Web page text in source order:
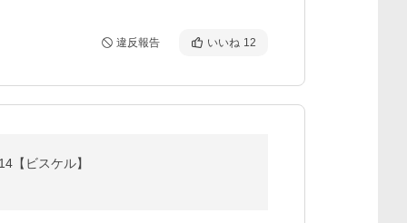
違反報告 いいね 12
【ビスケル】